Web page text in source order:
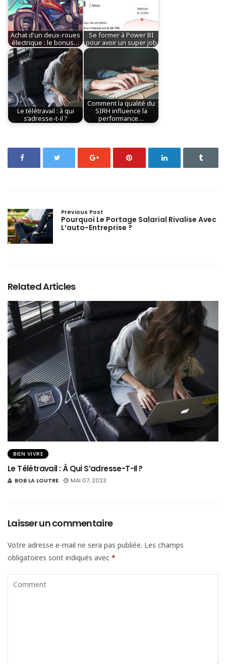
Achat d'un deux-roues
électrique : le bonus…
Se former à Power BI
pour avoir un super job
Le télétravail : à qui
s’adresse-t-il ?
Comment la qualité du
SIRH influence la
performance…
Previous Post
Pourquoi Le Portage Salarial Rivalise Avec
L’auto-Entreprise ?
Related Articles
BIEN VIVRE
Le Télétravail : À Qui S’adresse-T-Il ?
BOB LA LOUTRE MAI 07, 2023
Laisser un commentaire
Votre adresse e-mail ne sera pas publiée. Les champs
obligatoires sont indiqués avec *